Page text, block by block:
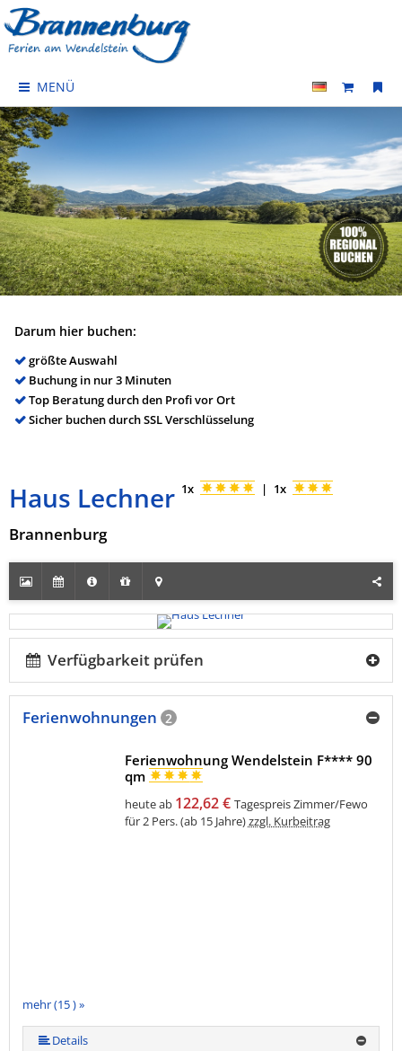
MENÜ
Darum hier buchen:
größte Auswahl
Buchung in nur 3 Minuten
Top Beratung durch den Profi vor Ort
Sicher buchen durch SSL Verschlüsselung
Haus Lechner 1x | 1x
Brannenburg
Verfügbarkeit prüfen
Ferienwohnungen 2
mehr (15 ) »
mehr (15 ) »
mehr (15 ) »
mehr (15 ) »
mehr (15 ) »
mehr (15 ) »
mehr (15 ) »
mehr (15 ) »
mehr (15 ) »
mehr (15 ) »
mehr (15 ) »
mehr (15 ) »
Ferienwohnung Wendelstein F**** 90
qm
heute ab 122,62 € Tagespreis Zimmer/Fewo
für 2 Pers. (ab 15 Jahre)zzgl. Kurbeitrag
Details